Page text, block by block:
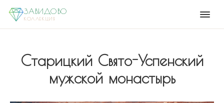
Старицкий Свято-Успенский
мужской монастырь
ЗАВИДОВО
КОЛЛЕКЦИЯ